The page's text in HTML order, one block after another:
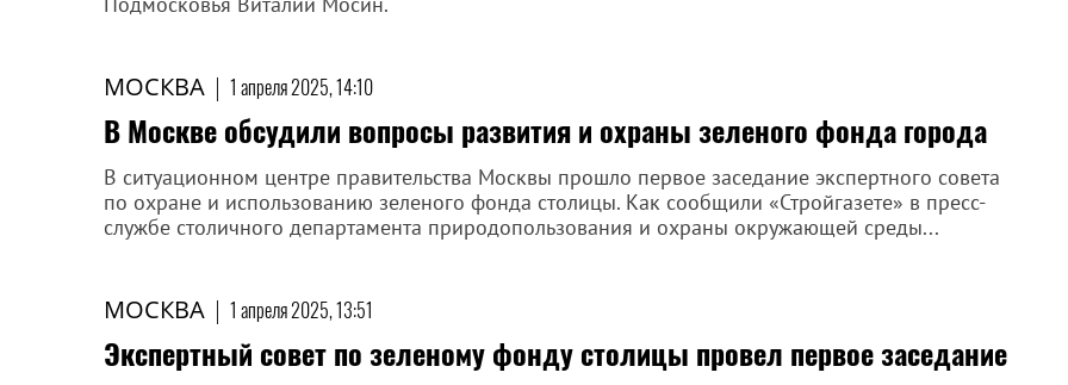
МОСКВА | 1 апреля 2025, 14:10
В Москве обсудили вопросы развития и охраны зеленого фонда города
В ситуационном центре правительства Москвы прошло первое заседание экспертного совета
по охране и использованию зеленого фонда столицы. Как сообщили «Стройгазете» в пресс-
службе столичного департамента природопользования и охраны окружающей среды...
МОСКВА | 1 апреля 2025, 13:51
Экспертный совет по зеленому фонду столицы провел первое заседание